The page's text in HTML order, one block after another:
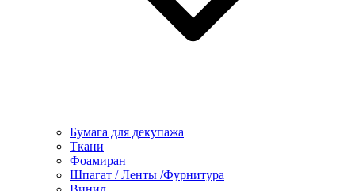
Бумага для декупажа
Ткани
Фоамиран
Шпагат / Ленты /Фурнитура